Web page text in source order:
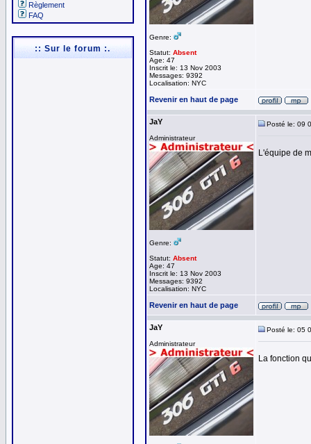
Règlement
FAQ
:: Sur le forum :.
Genre:
Statut: Absent
Age: 47
Inscrit le: 13 Nov 2003
Messages: 9392
Localisation: NYC
Revenir en haut de page
JaY
Administrateur
Genre:
Statut: Absent
Age: 47
Inscrit le: 13 Nov 2003
Messages: 9392
Localisation: NYC
Posté le: 09
L'équipe de
Revenir en haut de page
JaY
Administrateur
Posté le: 05
La fonction